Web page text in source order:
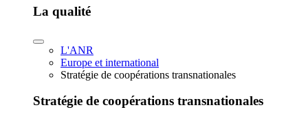
La qualité
L'ANR
Europe et international
Stratégie de coopérations transnationales
Stratégie de coopérations transnationales